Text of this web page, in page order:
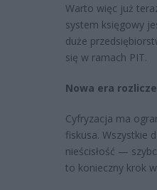
Warto więc już
system księgowy
duże
się w ramach PIT.
Nowa era
Cyfryzacja ma
fiskusa. Wszystkie
nieścisłość —
to konieczny krok